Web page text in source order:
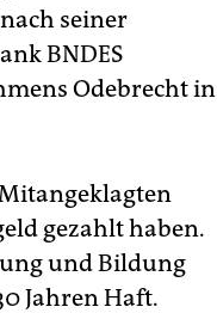
seiner
BNDES
Odebrecht in
gezahlt haben.
und Bildung
Jahren Haft.